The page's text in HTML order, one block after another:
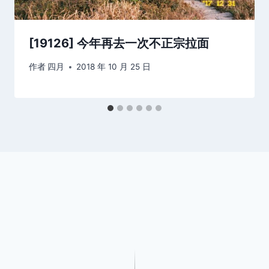
[19126] 今年再去一次不正宗拉面
作者 四月 2018 年 10 月 25 日